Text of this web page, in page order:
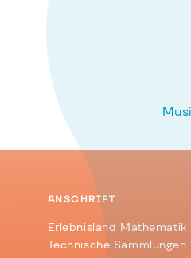
ANSCHRIFT
Erlebnisland Mathematik
Technische